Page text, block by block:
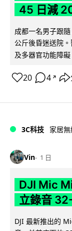
45 日減
成都一名男子跟
公斤後昏迷送院
及多器官功能障
20 4 ↗
3C科技 家居無
Vin 1 日
DJI Mic
立錄音
DJI 最新推出的